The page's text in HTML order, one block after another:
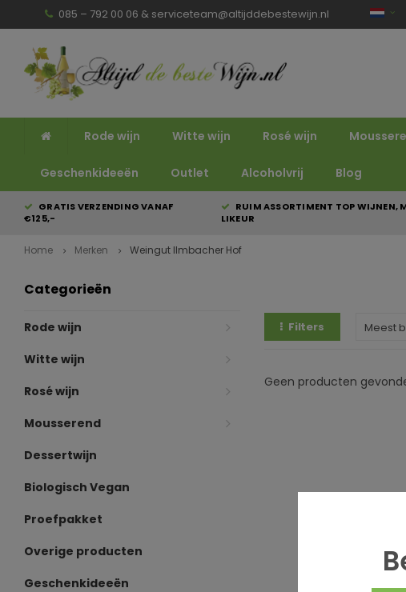
085 – 792 00 06 & serviceteam@altijddebestewijn.nl
Rode wijn Witte wijn Rosé wijn
Geschenkideeën Outlet Alcoholvrij Blog
GRATIS VERZENDING VANAF
€125,-
RUIM ASSORTIMENT TOP WIJNEN,
LIKEUR
Home Merken Weingut Ilmbacher Hof
Categorieën
Rode wijn
Witte wijn
Rosé wijn
Mousserend
Dessertwijn
Biologisch Vegan
Proefpakket
Overige producten
Geschenkideeën
Filters Meest
Geen producten